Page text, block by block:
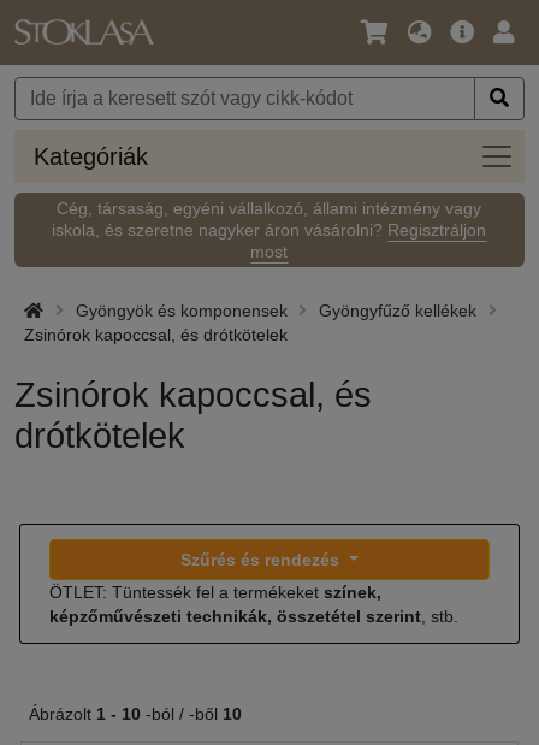
Nyelv
Pénznem
Fő
Kategóriák
Cég, társaság, egyéni vállalkozó, állami intézmény vagy
iskola, és szeretne nagyker áron vásárolni? Regisztráljon
most
Gyöngyök és komponensek
Gyöngyfűző kellékek
Zsinórok kapoccsal, és drótkötelek
Zsinórok kapoccsal, és
drótkötelek
Szűrés és rendezés
ÖTLET: Tüntessék fel a termékeket színek,
képzőművészeti technikák, összetétel szerint , stb.
Ábrázolt 1 - 10 -ból / -ből 10